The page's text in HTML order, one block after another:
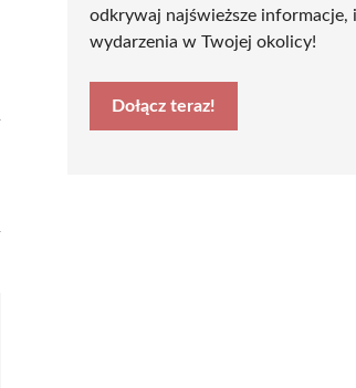
odkrywaj najświeższe informacje,
wydarzenia w Twojej okolicy!
Dołącz teraz!